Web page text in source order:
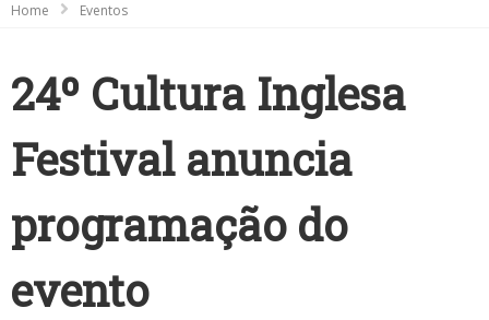
Novo single de Arnaldo Tifu, “De Testa” explora brasilidade em sons, cores e símbolos
Home Eventos
24º Cultura Inglesa
Festival anuncia
programação do
evento